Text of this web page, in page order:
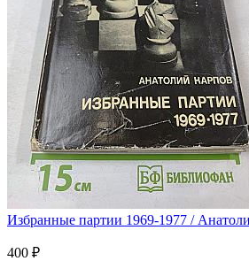
Избранные партии 1969-1977 /
400 ₽